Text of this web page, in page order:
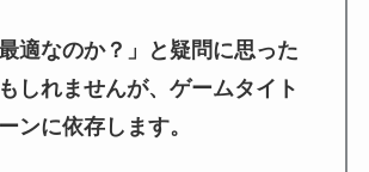
適なのか？」と疑問に思った
しれませんが、ゲームタイト
ンに依存します。